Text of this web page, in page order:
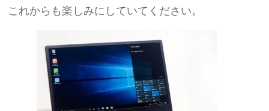
これからも楽しみにしていてください。